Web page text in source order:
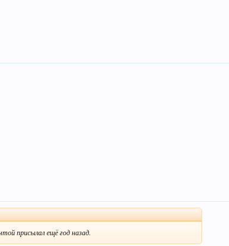
присылал ещё год назад.